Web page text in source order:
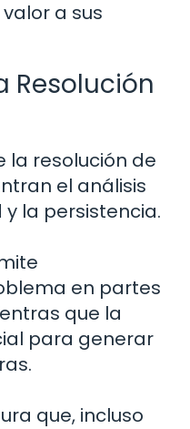
a sus
Resolución
la resolución de
el análisis
la persistencia.
en partes
que la
para generar
que, incluso